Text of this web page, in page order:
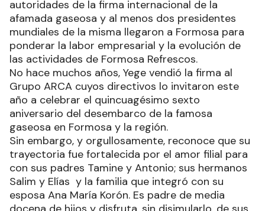
autoridades de la firma internacional de la
afamada gaseosa y al menos dos presidentes
mundiales de la misma llegaron a Formosa para
ponderar la labor empresarial y la evolución de
las actividades de Formosa Refrescos.
No hace muchos años, Yege vendió la firma al
Grupo ARCA cuyos directivos lo invitaron este
año a celebrar el quincuagésimo sexto
aniversario del desembarco de la famosa
gaseosa en Formosa y la región.
Sin embargo, y orgullosamente, reconoce que su
trayectoria fue fortalecida por el amor filial para
con sus padres Tamine y Antonio; sus hermanos
Salim y Elías y la familia que integró con su
esposa Ana María Korón. Es padre de media